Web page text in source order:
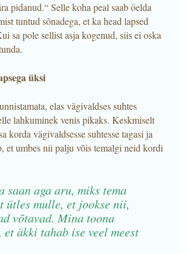
pidanud.“ Selle koha peal saab öelda
tuntud sõnadega, et ka head lapsed
sa pole sellist asja kogenud, siis ei oska
üksi
elas vägivaldses suhtes
lahkuminek venis pikaks. Keskmiselt
korda vägivaldsesse suhtesse tagasi ja
et umbes nii palju võis temalgi neid kordi
saan aga aru, miks tema
ütles mulle, et jookse nii,
võtavad. Mina toona
äkki tahab ise veel meest